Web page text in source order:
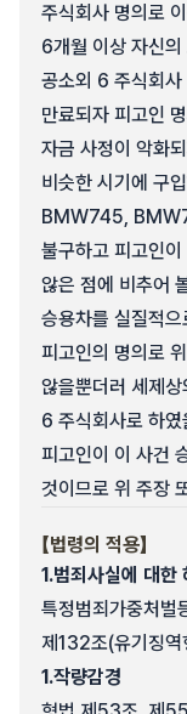
주식회사 명의로
6개월 이상 자신
공소외 6 주식회사
만료되자 피고인
자금 사정이 악화
비슷한 시기에 구
BMW745,
불구하고 피고인
않은 점에 비추어
승용차를 실질적
피고인의 명의로
않을뿐더러 세제
6 주식회사로 하
피고인이 이 사건
것이므로 위 주장
【법령의 적용】
1.범죄사실에 대한
특정범죄가중처벌
제132조(유기징역
1.작량감경